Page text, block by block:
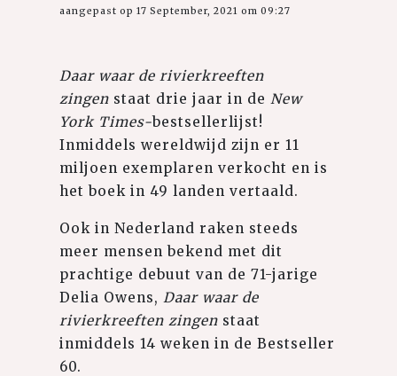
aangepast op 17 September, 2021 om 09:27
Daar waar de rivierkreeften
zingen staat drie jaar in de New
York Times-bestsellerlijst!
Inmiddels wereldwijd zijn er 11
miljoen exemplaren verkocht en is
het boek in 49 landen vertaald.
Ook in Nederland raken steeds
meer mensen bekend met dit
prachtige debuut van de 71-jarige
Delia Owens, Daar waar de
rivierkreeften zingen staat
inmiddels 14 weken in de Bestseller
60.